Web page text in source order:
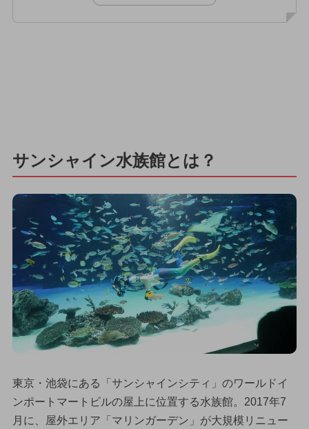
サンシャイン水族館とは？
東京・池袋にある「サンシャインシティ」のワールドイ
ンポートマートビルの屋上に位置する水族館。2017年7
月に、屋外エリア「マリンガーデン」が大規模リニュー